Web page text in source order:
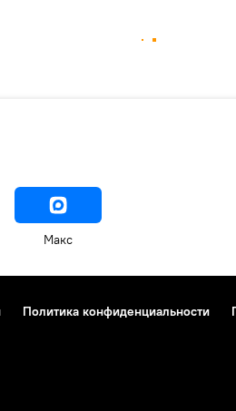
Макс
Политика конфиденциальности